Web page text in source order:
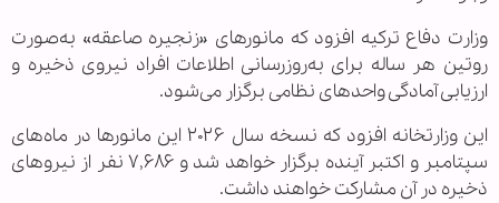
وزارت دفاع ترکیه افزود که مانورهای «زنجیره صاعقه» به‌صورت
روتین هر ساله برای به‌روزرسانی اطلاعات افراد نیروی ذخیره و
ارزیابی آمادگی واحدهای نظامی برگزار می‌شود.
این وزارتخانه افزود که نسخه سال ۲۰۲۶ این مانورها در ماه‌های
سپتامبر و اکتبر آینده برگزار خواهد شد و ۷,۶۸۶ نفر از نیروهای
ذخیره در آن مشارکت خواهند داشت.